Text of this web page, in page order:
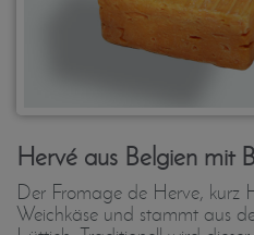
Hervé aus Belgien mit
Der Fromage de Herve, kurz
Weichkäse und stammt aus